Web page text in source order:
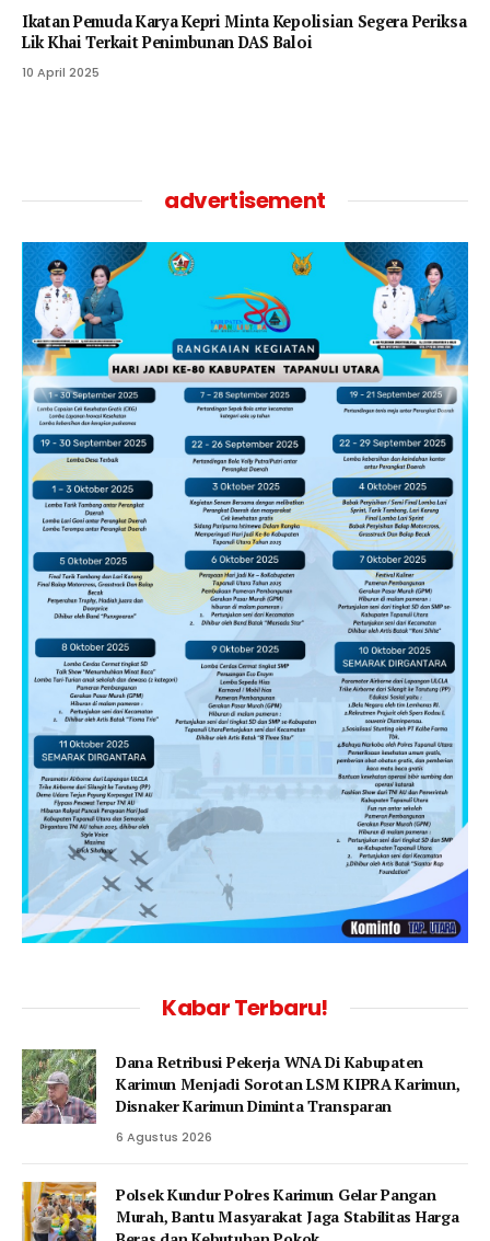
Ikatan Pemuda Karya Kepri Minta Kepolisian Segera Periksa
Lik Khai Terkait Penimbunan DAS Baloi
10 April 2025
advertisement
Kabar Terbaru!
Dana Retribusi Pekerja WNA Di Kabupaten
Karimun Menjadi Sorotan LSM KIPRA Karimun,
Disnaker Karimun Diminta Transparan
6 Agustus 2026
Polsek Kundur Polres Karimun Gelar Pangan
Murah, Bantu Masyarakat Jaga Stabilitas Harga